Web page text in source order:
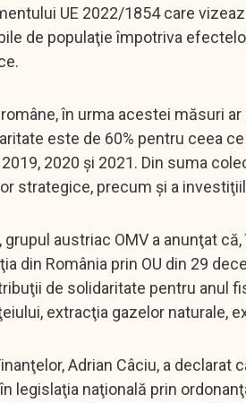
UE 2022/1854 care
de populaţie împotriva
în urma acestei măsuri
este de 60% pentru ceea
2020 şi 2021. Din suma
strategice, precum şi a
austriac OMV a anunţat
din România prin OU din 29
de solidaritate pentru anul
extracţia gazelor naturale,
Adrian Câciu, a
legislaţia naţională prin